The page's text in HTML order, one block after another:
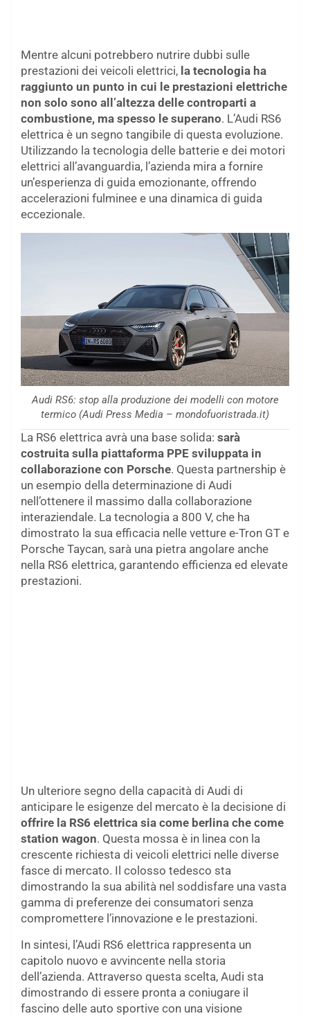
Mentre alcuni potrebbero nutrire dubbi sulle
prestazioni dei veicoli elettrici, la tecnologia ha
raggiunto un punto in cui le prestazioni elettriche
non solo sono all’altezza delle controparti a
combustione, ma spesso le superano. L’Audi RS6
elettrica è un segno tangibile di questa evoluzione.
Utilizzando la tecnologia delle batterie e dei motori
elettrici all’avanguardia, l’azienda mira a fornire
un’esperienza di guida emozionante, offrendo
accelerazioni fulminee e una dinamica di guida
eccezionale.
Audi RS6: stop alla produzione dei modelli con motore
termico (Audi Press Media – mondofuoristrada.it)
La RS6 elettrica avrà una base solida: sarà
costruita sulla piattaforma PPE sviluppata in
collaborazione con Porsche. Questa partnership è
un esempio della determinazione di Audi
nell’ottenere il massimo dalla collaborazione
interaziendale. La tecnologia a 800 V, che ha
dimostrato la sua efficacia nelle vetture e-Tron GT e
Porsche Taycan, sarà una pietra angolare anche
nella RS6 elettrica, garantendo efficienza ed elevate
prestazioni.
Un ulteriore segno della capacità di Audi di
anticipare le esigenze del mercato è la decisione di
offrire la RS6 elettrica sia come berlina che come
station wagon. Questa mossa è in linea con la
crescente richiesta di veicoli elettrici nelle diverse
fasce di mercato. Il colosso tedesco sta
dimostrando la sua abilità nel soddisfare una vasta
gamma di preferenze dei consumatori senza
compromettere l’innovazione e le prestazioni.
In sintesi, l’Audi RS6 elettrica rappresenta un
capitolo nuovo e avvincente nella storia
dell’azienda. Attraverso questa scelta, Audi sta
dimostrando di essere pronta a coniugare il
fascino delle auto sportive con una visione